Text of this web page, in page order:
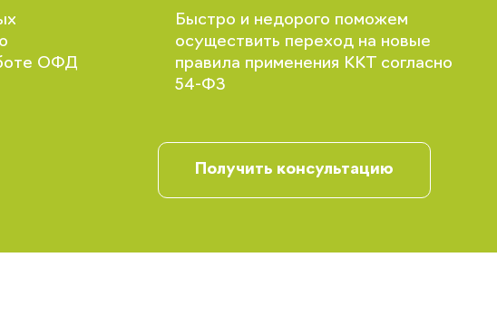
ОФД
Быстро и недорого поможем
осуществить переход на новые
правила применения ККТ согласно
54-ФЗ
Получить консультацию
Вы сможете отслеживать статус своих
заказов и получать индивидуальные